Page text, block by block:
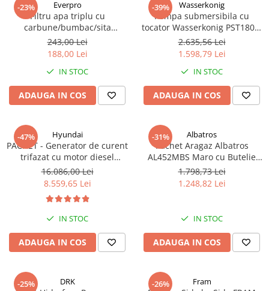
-23% Everpro
Filtru apa triplu cu
carbune/bumbac/sita
3x3/4"*10
243,00 Lei
188,00 Lei
IN STOC
ADAUGA IN COS
-39% Wasserkonig
Pompa submersibila cu
tocator Wasserkonig PST1800,
particule max. 10 mm, putere
1800 W, debit 17500 l/h,
inaltime refulare 11.5 m
2.635,56 Lei
1.598,79 Lei
IN STOC
ADAUGA IN COS
-47% Hyundai
PACHET - Generator de curent
trifazat cu motor diesel
Hyundai DHY8600SE-T, putere
motor 12 CP, Putere maxima
7.9 kVA, tensiune 380 / 220 V +
Automatizare trifazata ATS12-
3P
16.086,00 Lei
8.559,65 Lei
IN STOC
ADAUGA IN COS
-31% Albatros
Pachet Aragaz Albatros
AL452MBS Maro cu Butelie
GPL 26L și Regulator Gaz – 4
Arzătoare pe Gaz, Cuptor pe
Gaz, Siguranță Plită + Cuptor,
Grătar Cuptor
1.798,73 Lei
1.248,82 Lei
IN STOC
ADAUGA IN COS
-25% DRK -26% Fram